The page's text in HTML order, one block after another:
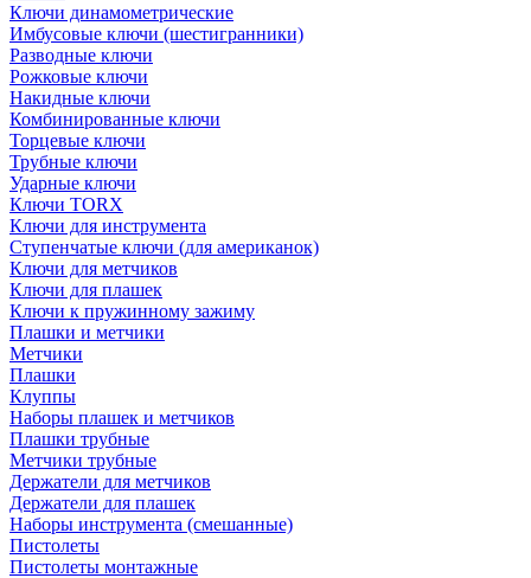
Ключи динамометрические
Имбусовые ключи (шестигранники)
Разводные ключи
Рожковые ключи
Накидные ключи
Комбинированные ключи
Торцевые ключи
Трубные ключи
Ударные ключи
Ключи TORX
Ключи для инструмента
Ступенчатые ключи (для американок)
Ключи для метчиков
Ключи для плашек
Ключи к пружинному зажиму
Плашки и метчики
Метчики
Плашки
Клуппы
Наборы плашек и метчиков
Плашки трубные
Метчики трубные
Держатели для метчиков
Держатели для плашек
Наборы инструмента (смешанные)
Пистолеты
Пистолеты монтажные